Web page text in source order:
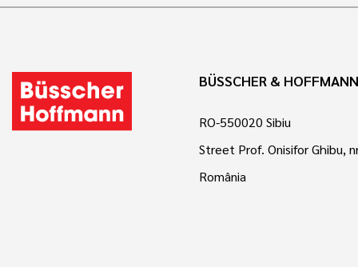
BÜSSCHER &
RO-550020 Sibiu
Street Prof. Onisifor Ghibu,
România